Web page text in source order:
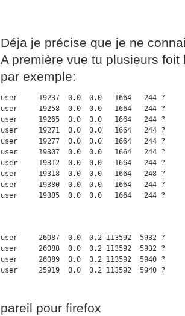
Déja je précise que je ne
A première vue tu plusieurs
par exemple:
user     19237  0.0  0.0   1664   244 ?
user     19258  0.0  0.0   1664   244 ?
user     19265  0.0  0.0   1664   244 ?
user     19271  0.0  0.0   1664   244 ?
user     19277  0.0  0.0   1664   244 ?
user     19307  0.0  0.0   1664   244 ?
user     19312  0.0  0.0   1664   244 ?
user     19318  0.0  0.0   1664   248 ?
user     19380  0.0  0.0   1664   244 ?
user     19385  0.0  0.0   1664   244 ?
user     26087  0.0  0.2 113592  5932 ?
user     26088  0.0  0.2 113592  5932 ?
user     26089  0.0  0.2 113592  5940 ?
user     25919  0.0  0.2 113592  5940 ?
pareil pour firefox